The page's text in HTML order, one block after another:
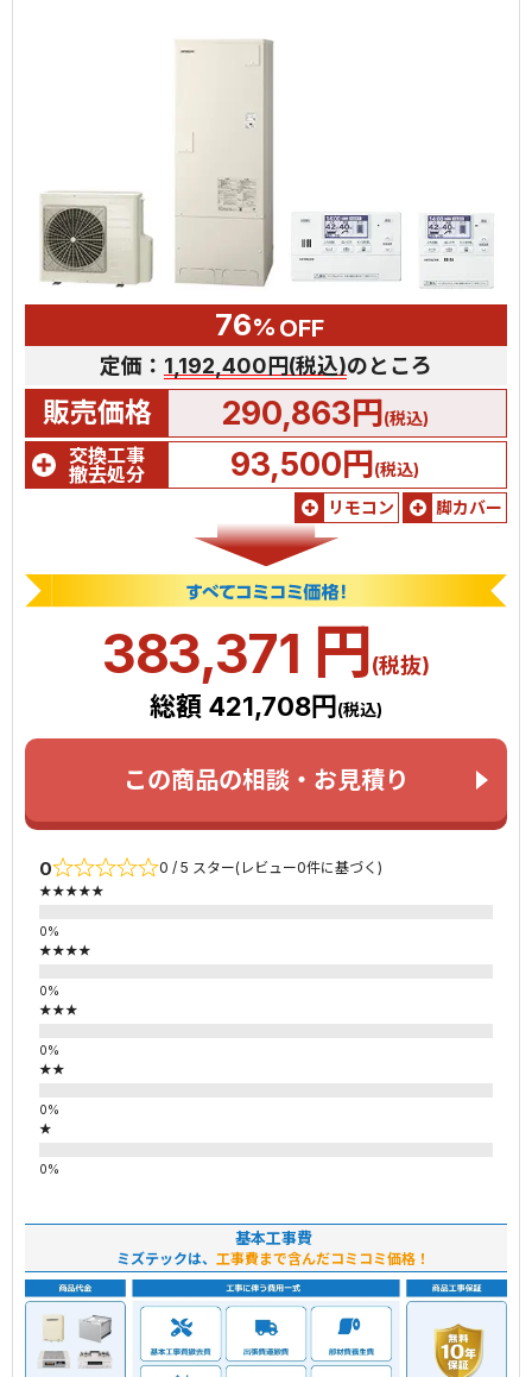
76% OFF
定価： 1,192,400円(税込)のところ
販売価格 290,863円(税込)
交換工事
撤去処分
93,500円(税込)
リモコン
脚カバー
383,371 円(税抜)
総額 421,708円 (税込)
この商品の相談・お見積り
0 0 / 5 スター(レビュー0件に基づく)
★★★★★
★★★★
★★★
★★
★
基本工事費
ミズテックは、 工事費まで含んだコミコミ価格！